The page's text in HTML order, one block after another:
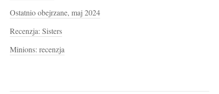
Ostatnio obejrzane, maj 2024
Recenzja: Sisters
Minions: recenzja